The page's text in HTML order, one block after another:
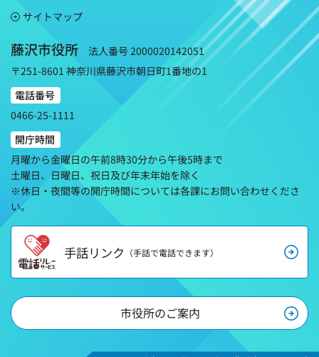
サイトマップ
藤沢市役所
法人番号 2000020142051
〒251-8601 神奈川県藤沢市朝日町1番地の1
電話番号
0466-25-1111
開庁時間
月曜から金曜日の午前8時30分から午後5時まで
土曜日、日曜日、祝日及び年末年始を除く
※休日・夜間等の開庁時間については各課にお問い合わせくださ
い。
手話リンク （手話で電話できます）
市役所のご案内